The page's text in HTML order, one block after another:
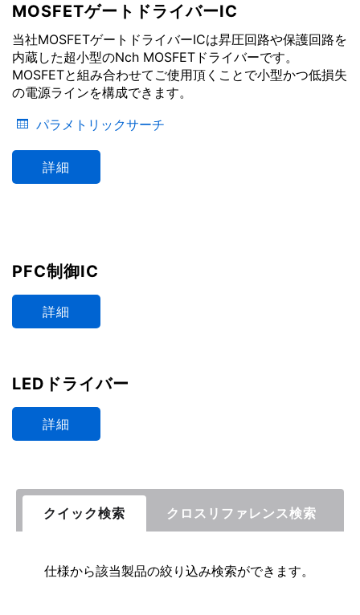
MOSFETゲートドライバーIC
当社MOSFETゲートドライバーICは昇圧回路や保護回路を
内蔵した超小型のNch MOSFETドライバーです。
MOSFETと組み合わせてご使用頂くことで小型かつ低損失
の電源ラインを構成できます。
パラメトリックサーチ
詳細
PFC制御IC
詳細
LEDドライバー
詳細
クイック検索 クロスリファレンス検索
仕様から該当製品の絞り込み検索ができます。